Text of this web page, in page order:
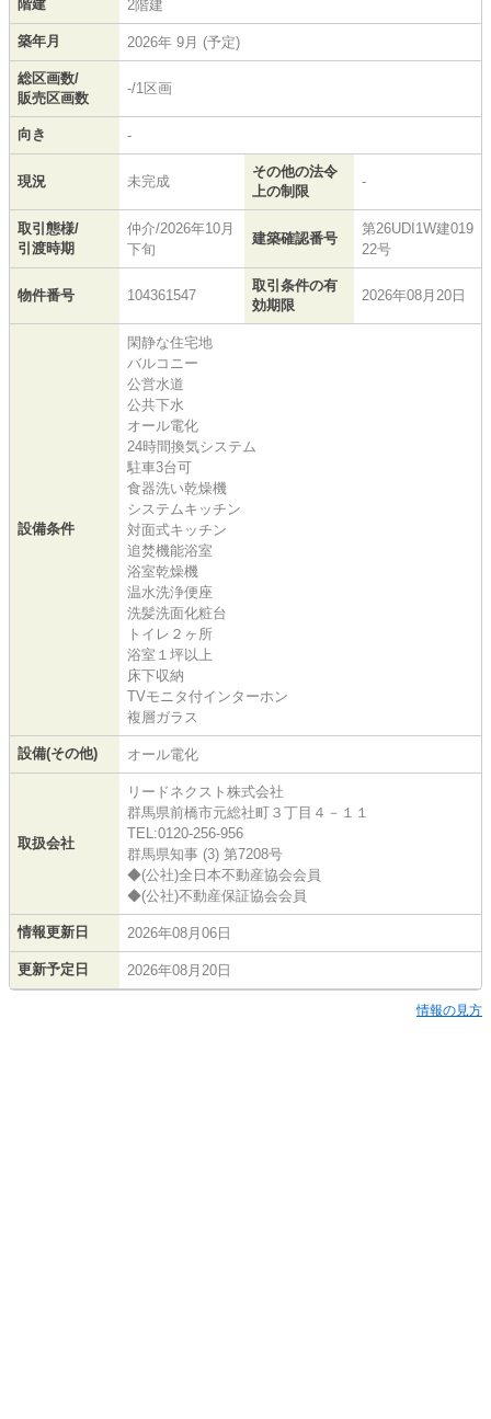
階建 2階建
築年月 2026年 9月 (予定)
総区画数/
販売区画数
-/1区画
向き -
現況 未完成
その他の法令
上の制限
-
取引態様/
引渡時期
仲介/2026年10月
下旬
建築確認番号
第26UDI1W建019
22号
物件番号 104361547
取引条件の有
効期限
2026年08月20日
設備条件
閑静な住宅地
バルコニー
公営水道
公共下水
オール電化
24時間換気システム
駐車3台可
食器洗い乾燥機
システムキッチン
対面式キッチン
追焚機能浴室
浴室乾燥機
温水洗浄便座
洗髪洗面化粧台
トイレ２ヶ所
浴室１坪以上
床下収納
TVモニタ付インターホン
複層ガラス
設備(その他) オール電化
取扱会社
リードネクスト株式会社
群馬県前橋市元総社町３丁目４－１１
TEL:0120-256-956
群馬県知事 (3) 第7208号
◆(公社)全日本不動産協会会員
◆(公社)不動産保証協会会員
情報更新日 2026年08月06日
更新予定日 2026年08月20日
情報の見方